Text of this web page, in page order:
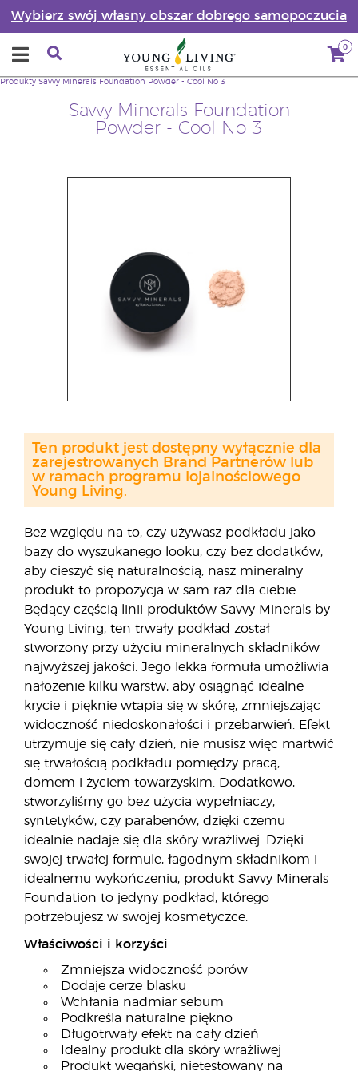
Wybierz swój własny obszar dobrego samopoczucia
0
Savvy Minerals Foundation
Powder - Cool No 3
Produkty Savvy Minerals Foundation Powder - Cool No 3
Bez względu na to, czy używasz podkładu jako
bazy do wyszukanego looku, czy bez dodatków,
aby cieszyć się naturalnością, nasz mineralny
produkt to propozycja w sam raz dla ciebie.
Będący częścią linii produktów Savvy Minerals by
Young Living, ten trwały podkład został
stworzony przy użyciu mineralnych składników
najwyższej jakości. Jego lekka formuła umożliwia
nałożenie kilku warstw, aby osiągnąć idealne
krycie i pięknie wtapia się w skórę, zmniejszając
widoczność niedoskonałości i przebarwień. Efekt
utrzymuje się cały dzień, nie musisz więc martwić
się trwałością podkładu pomiędzy pracą,
domem i życiem towarzyskim. Dodatkowo,
stworzyliśmy go bez użycia wypełniaczy,
syntetyków, czy parabenów, dzięki czemu
idealnie nadaje się dla skóry wrażliwej. Dzięki
swojej trwałej formule, łagodnym składnikom i
idealnemu wykończeniu, produkt Savvy Minerals
Foundation to jedyny podkład, którego
potrzebujesz w swojej kosmetyczce.
Właściwości i korzyści
Zmniejsza widoczność porów
Dodaje cerze blasku
Wchłania nadmiar sebum
Podkreśla naturalne piękno
Długotrwały efekt na cały dzień
Idealny produkt dla skóry wrażliwej
Produkt wegański, nietestowany na
Ten produkt jest dostępny wyłącznie dla
zarejestrowanych Brand Partnerów lub
w ramach programu lojalnościowego
Young Living.